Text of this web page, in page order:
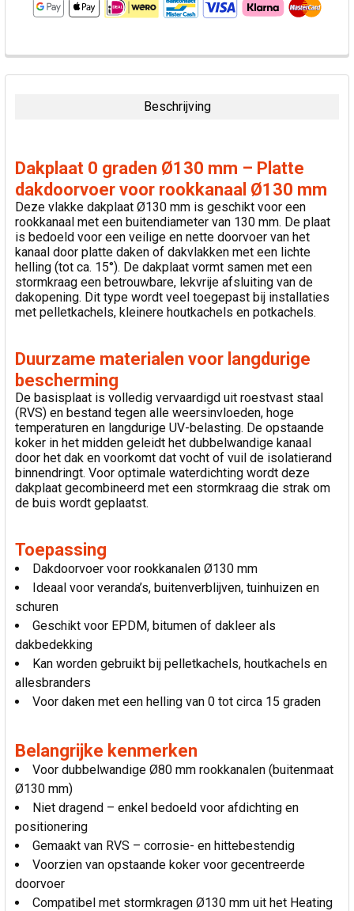
VAAK
SAMEN
VOEG
GESELECTEERDE
TOE AAN
WINKELWAGEN
Beschrijving
Dakplaat 0 graden Ø130 mm – Platte
dakdoorvoer voor rookkanaal Ø130 mm
Deze vlakke dakplaat Ø130 mm is geschikt voor een
rookkanaal met een buitendiameter van 130 mm. De plaat
is bedoeld voor een veilige en nette doorvoer van het
kanaal door platte daken of dakvlakken met een lichte
helling (tot ca. 15°). De dakplaat vormt samen met een
stormkraag een betrouwbare, lekvrije afsluiting van de
dakopening. Dit type wordt veel toegepast bij installaties
met pelletkachels, kleinere houtkachels en potkachels.
Duurzame materialen voor langdurige
bescherming
De basisplaat is volledig vervaardigd uit roestvast staal
(RVS) en bestand tegen alle weersinvloeden, hoge
temperaturen en langdurige UV-belasting. De opstaande
koker in het midden geleidt het dubbelwandige kanaal
door het dak en voorkomt dat vocht of vuil de isolatierand
binnendringt. Voor optimale waterdichting wordt deze
dakplaat gecombineerd met een stormkraag die strak om
de buis wordt geplaatst.
Toepassing
Dakdoorvoer voor rookkanalen Ø130 mm
Ideaal voor veranda’s, buitenverblijven, tuinhuizen en
schuren
Geschikt voor EPDM, bitumen of dakleer als
dakbedekking
Kan worden gebruikt bij pelletkachels, houtkachels en
allesbranders
Voor daken met een helling van 0 tot circa 15 graden
Belangrijke kenmerken
Voor dubbelwandige Ø80 mm rookkanalen (buitenmaat
Ø130 mm)
Niet dragend – enkel bedoeld voor afdichting en
positionering
Gemaakt van RVS – corrosie- en hittebestendig
Voorzien van opstaande koker voor gecentreerde
doorvoer
Compatibel met stormkragen Ø130 mm uit het Heating